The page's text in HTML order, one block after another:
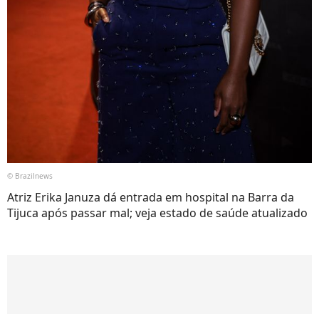
© Brazilnews
Atriz Erika Januza dá entrada em hospital na Barra da
Tijuca após passar mal; veja estado de saúde atualizado